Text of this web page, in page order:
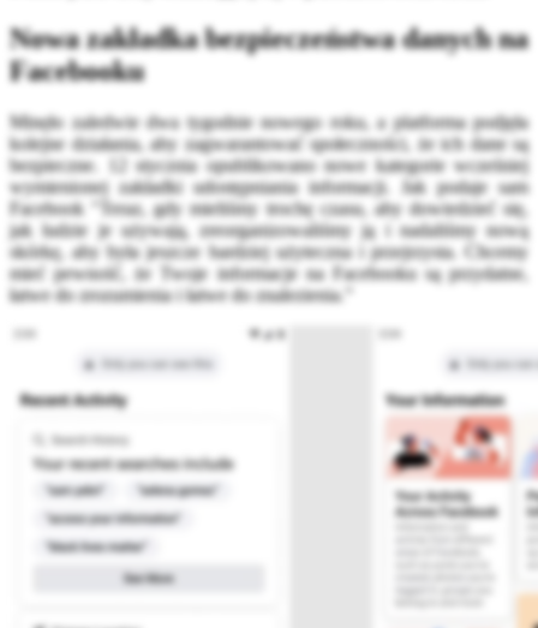
Nowa zakładka bezpieczeństwa danych na
Facebooku
Minęło zaledwie dwa tygodnie nowego roku, a platforma podjęła
kolejne działania, aby zagwarantować społeczności, że ich dane są
bezpieczne. 12 stycznia opublikowano nowe kategorie wcześniej
wymienionej zakładki udostępniania informacji. Jak podaje sam
Facebook "Teraz, gdy mieliśmy trochę czasu, aby dowiedzieć się,
jak ludzie je używają, zreorganizowaliśmy ją i nadaliśmy nową
skórkę, aby była jeszcze bardziej użyteczna i przejrzysta. Chcemy
mieć pewność, że Twoje informacje na Facebooku są przydatne,
łatwe do zrozumienia i łatwe do znalezienia.”